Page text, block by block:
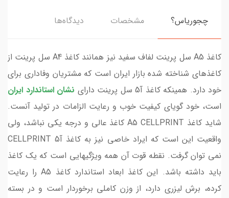
چجوریاس؟ مشخصات دیدگاه‌ها
کاغذ A5 سل پرینت لفاف سفید نیز همانند کاغذ A4 سل پرینت از
کاغذهای شناخته شده بازار ایران است که مشتریان وفاداری برای
خود دارد. همینکه کاغذ آ5 سل پرینت دارای
نشان استاندارد ایران
است، خود گویای کیفیت خوب و رعایت الزامات در تولید آنست.
شاید کاغذ A5 CELLPRINT کاغذ عالی و درجه یکی نباشد، ولی
واقعیت این است که ایراد خاصی نیز به کاغذ آ5 CELLPRINT
نمی توان گرفت. نقطه قوت آن همه ویژگیهایی است که یک کاغذ
باید داشته باشد. این کاغذ ابعاد استاندارد کاغذ A5 را رعایت
کرده، برش لیزری دارد، از وزن کاملی برخوردار است و در بسته